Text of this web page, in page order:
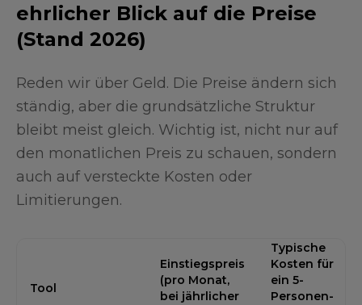
ehrlicher Blick auf die Preise
(Stand 2026)
Reden wir über Geld. Die Preise ändern sich
ständig, aber die grundsätzliche Struktur
bleibt meist gleich. Wichtig ist, nicht nur auf
den monatlichen Preis zu schauen, sondern
auch auf versteckte Kosten oder
Limitierungen.
Tool
Einstiegspreis
(pro Monat,
bei jährlicher
Typische
Kosten für
ein 5-
Personen-